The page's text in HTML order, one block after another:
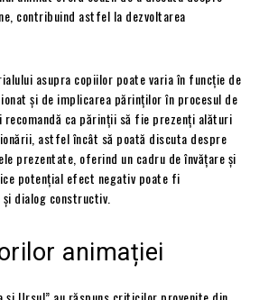
contribuind astfel la dezvoltarea
asupra copiilor poate varia în funcție de
și de implicarea părinților în procesul de
recomandă ca părinții să fie prezenți alături
astfel încât să poată discuta despre
prezentate, oferind un cadru de învățare și
potențial efect negativ poate fi
dialog constructiv.
animației